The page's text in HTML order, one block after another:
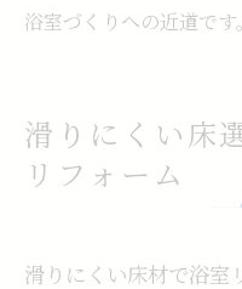
浴室づくりへの近道です。
滑りにくい床
リフォーム
滑りにくい床材で浴室